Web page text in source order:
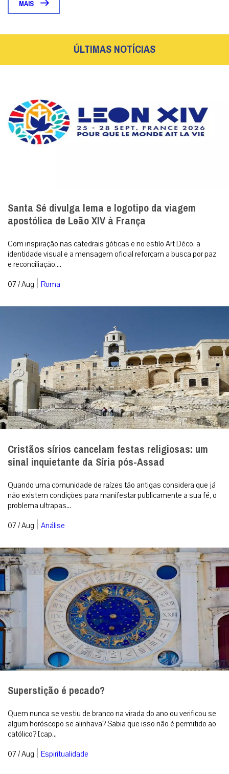
MAIS
ÚLTIMAS NOTÍCIAS
Santa Sé divulga lema e logotipo da viagem
apostólica de Leão XIV à França
Com inspiração nas catedrais góticas e no estilo Art Déco, a
identidade visual e a mensagem oficial reforçam a busca por paz
e reconciliação....
07 / Aug | Roma
Cristãos sírios cancelam festas religiosas: um
sinal inquietante da Síria pós-Assad
Quando uma comunidade de raízes tão antigas considera que já
não existem condições para manifestar publicamente a sua fé, o
problema ultrapas...
07 / Aug | Análise
Superstição é pecado?
Quem nunca se vestiu de branco na virada do ano ou verificou se
algum horóscopo se alinhava? Sabia que isso não é permitido ao
católico? [cap...
07 / Aug | Espiritualidade